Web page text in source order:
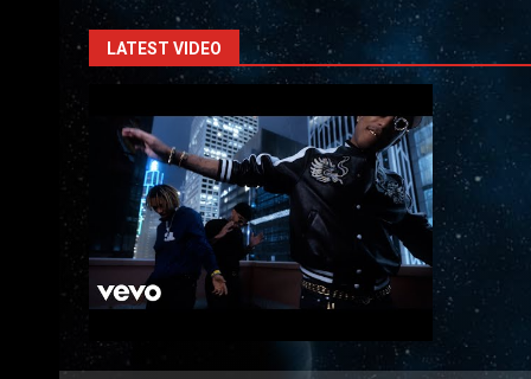
LATEST VIDEO